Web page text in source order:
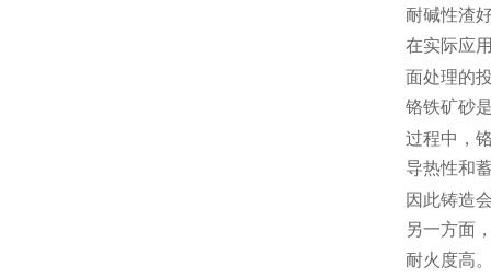
耐碱性渣
在实际应
面处理的
铬铁矿砂
过程中，
导热性和
因此铸造
另一方面
耐火度高